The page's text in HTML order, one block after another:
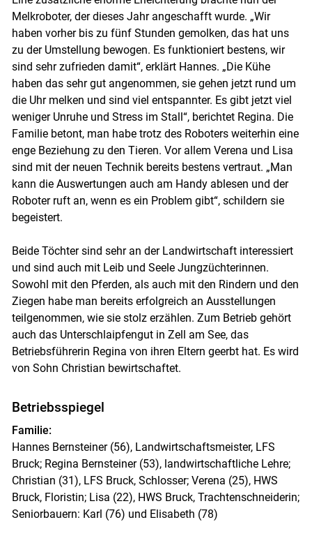
Melkroboter, der dieses Jahr angeschafft wurde. „Wir
haben vorher bis zu fünf Stunden gemolken, das hat uns
zu der Umstellung bewogen. Es funktioniert bestens, wir
sind sehr zufrieden damit“, erklärt Hannes. „Die Kühe
haben das sehr gut angenommen, sie gehen jetzt rund um
die Uhr melken und sind viel entspannter. Es gibt jetzt viel
weniger Unruhe und Stress im Stall“, berichtet Regina. Die
Familie betont, man habe trotz des Roboters weiterhin eine
enge Beziehung zu den Tieren. Vor allem Verena und Lisa
sind mit der neuen Technik bereits bestens vertraut. „Man
kann die Auswertungen auch am Handy ablesen und der
Roboter ruft an, wenn es ein Problem gibt“, schildern sie
begeistert.
Beide Töchter sind sehr an der Landwirtschaft interessiert
und sind auch mit Leib und Seele Jungzüchterinnen.
Sowohl mit den Pferden, als auch mit den Rindern und den
Ziegen habe man bereits erfolgreich an Ausstellungen
teilgenommen, wie sie stolz erzählen. Zum Betrieb gehört
auch das Unterschlaipfengut in Zell am See, das
Betriebsführerin Regina von ihren Eltern geerbt hat. Es wird
von Sohn Christian bewirtschaftet.
Betriebsspiegel
Familie:
Hannes Bernsteiner (56), Landwirtschaftsmeister, LFS
Bruck; Regina Bernsteiner (53), landwirtschaftliche Lehre;
Christian (31), LFS Bruck, Schlosser; Verena (25), HWS
Bruck, Floristin; Lisa (22), HWS Bruck, Trachtenschneiderin;
Seniorbauern: Karl (76) und Elisabeth (78)